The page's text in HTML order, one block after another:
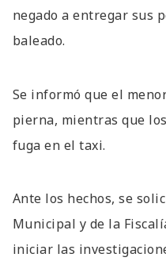
negado a entregar sus
baleado.
Se informó que el
pierna, mientras que
fuga en el taxi.
Ante los hechos, se
Municipal y de la
iniciar las